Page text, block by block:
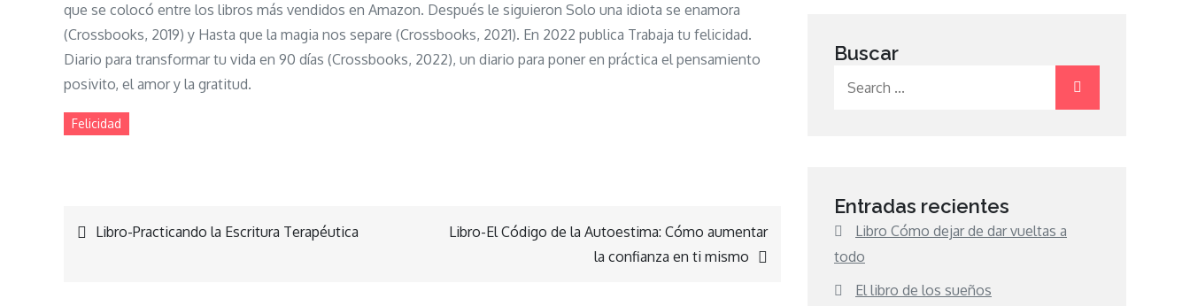
que se colocó entre los libros más vendidos en Amazon. Después le siguieron Solo una idiota se enamora
(Crossbooks, 2019) y Hasta que la magia nos separe (Crossbooks, 2021). En 2022 publica Trabaja tu felicidad.
Diario para transformar tu vida en 90 días (Crossbooks, 2022), un diario para poner en práctica el pensamiento
posivito, el amor y la gratitud.
Felicidad
Navegación
Libro-Practicando la Escritura Terapéutica
Libro-El Código de la Autoestima: Cómo aumentar
la confianza en ti mismo
Buscar
Entradas recientes
Libro Cómo dejar de dar vueltas a
todo
El libro de los sueños